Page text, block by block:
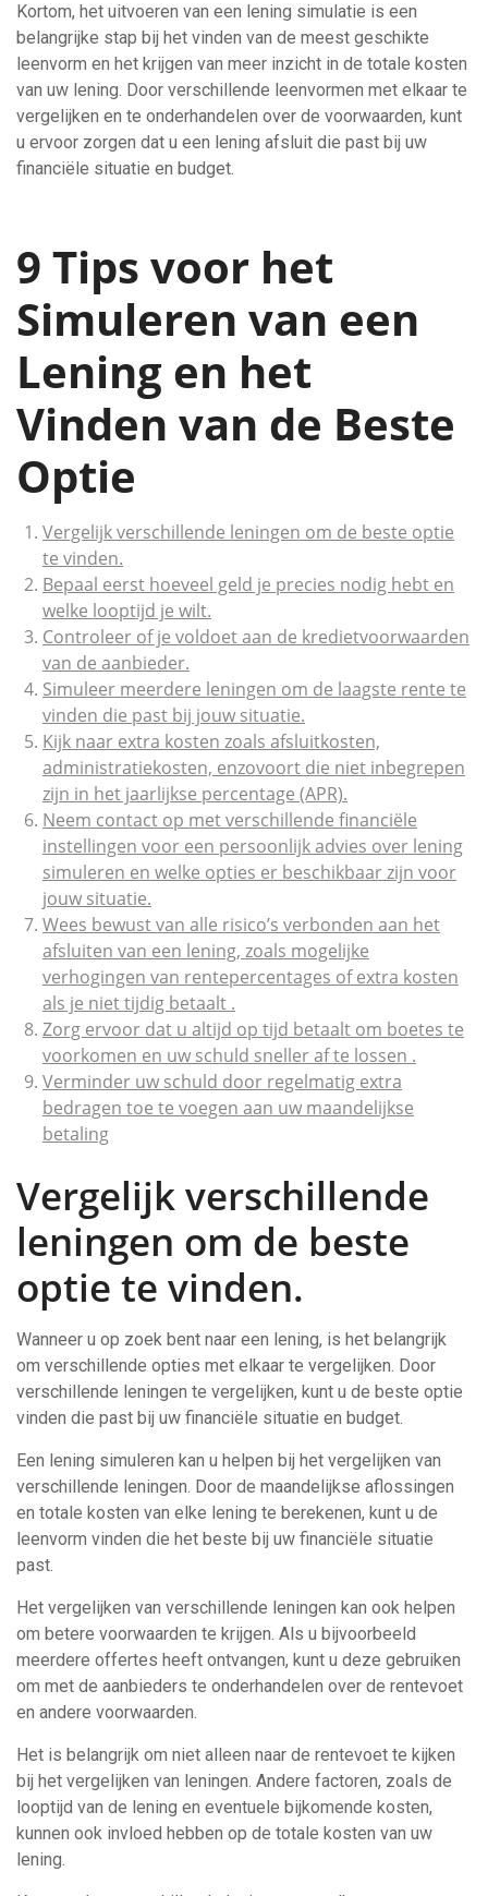
Kortom, het uitvoeren van een lening simulatie is een
belangrijke stap bij het vinden van de meest geschikte
leenvorm en het krijgen van meer inzicht in de totale kosten
van uw lening. Door verschillende leenvormen met elkaar te
vergelijken en te onderhandelen over de voorwaarden, kunt
u ervoor zorgen dat u een lening afsluit die past bij uw
financiële situatie en budget.
9 Tips voor het
Simuleren van een
Lening en het
Vinden van de Beste
Optie
Vergelijk verschillende leningen om de beste optie
te vinden.
Bepaal eerst hoeveel geld je precies nodig hebt en
welke looptijd je wilt.
Controleer of je voldoet aan de kredietvoorwaarden
van de aanbieder.
Simuleer meerdere leningen om de laagste rente te
vinden die past bij jouw situatie.
Kijk naar extra kosten zoals afsluitkosten,
administratiekosten, enzovoort die niet inbegrepen
zijn in het jaarlijkse percentage (APR).
Neem contact op met verschillende financiële
instellingen voor een persoonlijk advies over lening
simuleren en welke opties er beschikbaar zijn voor
jouw situatie.
Wees bewust van alle risico’s verbonden aan het
afsluiten van een lening, zoals mogelijke
verhogingen van rentepercentages of extra kosten
als je niet tijdig betaalt .
Zorg ervoor dat u altijd op tijd betaalt om boetes te
voorkomen en uw schuld sneller af te lossen .
Verminder uw schuld door regelmatig extra
bedragen toe te voegen aan uw maandelijkse
betaling
Vergelijk verschillende
leningen om de beste
optie te vinden.
Wanneer u op zoek bent naar een lening, is het belangrijk
om verschillende opties met elkaar te vergelijken. Door
verschillende leningen te vergelijken, kunt u de beste optie
vinden die past bij uw financiële situatie en budget.
Een lening simuleren kan u helpen bij het vergelijken van
verschillende leningen. Door de maandelijkse aflossingen
en totale kosten van elke lening te berekenen, kunt u de
leenvorm vinden die het beste bij uw financiële situatie
past.
Het vergelijken van verschillende leningen kan ook helpen
om betere voorwaarden te krijgen. Als u bijvoorbeeld
meerdere offertes heeft ontvangen, kunt u deze gebruiken
om met de aanbieders te onderhandelen over de rentevoet
en andere voorwaarden.
Het is belangrijk om niet alleen naar de rentevoet te kijken
bij het vergelijken van leningen. Andere factoren, zoals de
looptijd van de lening en eventuele bijkomende kosten,
kunnen ook invloed hebben op de totale kosten van uw
lening.